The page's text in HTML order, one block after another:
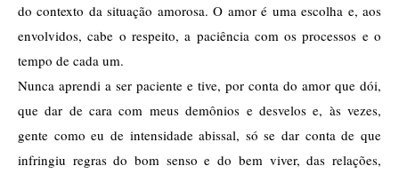
do contexto da situação amorosa. O amor é uma escolha e, aos
envolvidos, cabe o respeito, a paciência com os processos e o
tempo de cada um.
Nunca aprendi a ser paciente e tive, por conta do amor que dói,
que dar de cara com meus demônios e desvelos e, às vezes,
gente como eu de intensidade abissal, só se dar conta de que
infringiu regras do bom senso e do bem viver, das relações,